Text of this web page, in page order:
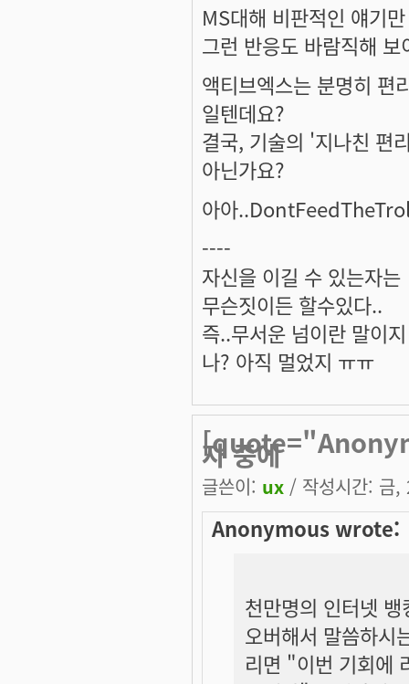
MS대해 비판적인 얘기
그런 반응도 바람직해
액티브엑스는 분명히 편
일텐데요?
결국, 기술의 '지나친 편
아닌가요?
아아
----
자신을 이길 수 있는자는
무슨짓이든 할수있다..
즉..무서운 넘이란 말이
나? 아직 멀었지 ㅠㅠ
자 중에
글쓴이: ux / 작성시간: 금
Anonymous wrote:
천만명의 인터넷
오버해서 말씀하시
리면 "이번 기회에